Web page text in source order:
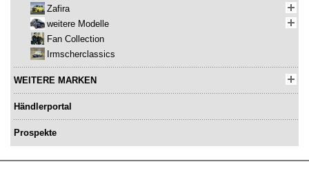
Zafira
weitere Modelle
Fan Collection
Irmscherclassics
WEITERE MARKEN
Händlerportal
Prospekte